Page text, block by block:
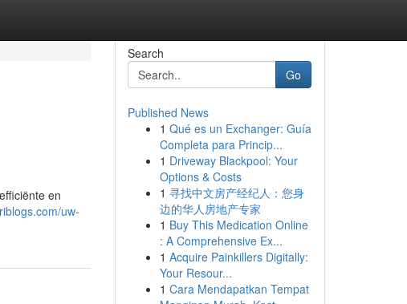
en
uw-
Search
Go
Published News
1 Qué es un Exchanger: Guía
Completa para Princip...
1 Driveway Blackpool: Your
Options & Costs
1 寻找中文房产经纪人：您身
边的华人房地产专家
1 Buy This Medication Online
: A Comprehensive Ex...
1 Acquire Painkillers Digitally:
Your Resour...
1 Cara Mendapatkan Tempat